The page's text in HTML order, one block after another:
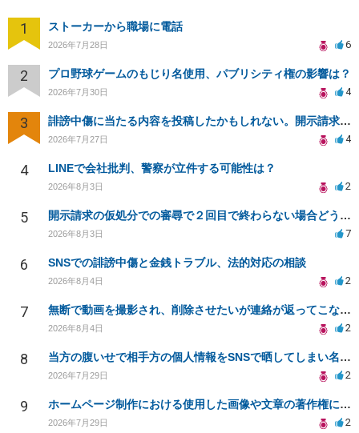
1 ストーカーから職場に電話
2026年7月28日 6
2 プロ野球ゲームのもじり名使用、パブリシティ権の影響は？
2026年7月30日 4
3 誹謗中傷に当たる内容を投稿したかもしれない。開示請求や民事刑事裁判に発展しうるのか教えて欲しい。
2026年7月27日 4
4 LINEで会社批判、警察が立件する可能性は？
2026年8月3日 2
5 開示請求の仮処分での審尋で２回目で終わらない場合どうしたらいいですか
2026年8月3日 7
6 SNSでの誹謗中傷と金銭トラブル、法的対応の相談
2026年8月4日 2
7 無断で動画を撮影され、削除させたいが連絡が返ってこない。
2026年8月4日 2
8 当方の腹いせで相手方の個人情報をSNSで晒してしまい名誉毀損させてしまったかもしれない
2026年7月29日 2
9 ホームページ制作における使用した画像や文章の著作権について
2026年7月29日 2